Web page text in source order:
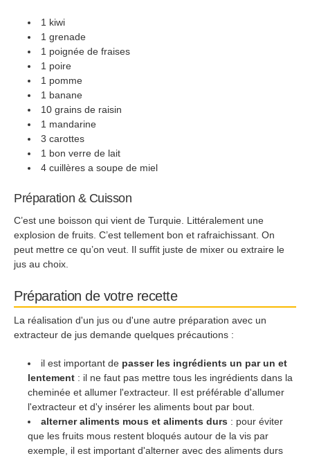
1 kiwi
1 grenade
1 poignée de fraises
1 poire
1 pomme
1 banane
10 grains de raisin
1 mandarine
3 carottes
1 bon verre de lait
4 cuillères a soupe de miel
Préparation & Cuisson
C’est une boisson qui vient de Turquie. Littéralement une
explosion de fruits. C’est tellement bon et rafraichissant. On
peut mettre ce qu’on veut. Il suffit juste de mixer ou extraire le
jus au choix.
Préparation de votre recette
La réalisation d'un jus ou d'une autre préparation avec un
extracteur de jus demande quelques précautions :
il est important de passer les ingrédients un par un et
lentement : il ne faut pas mettre tous les ingrédients dans la
cheminée et allumer l'extracteur. Il est préférable d'allumer
l'extracteur et d'y insérer les aliments bout par bout.
alterner aliments mous et aliments durs : pour éviter
que les fruits mous restent bloqués autour de la vis par
exemple, il est important d'alterner avec des aliments durs